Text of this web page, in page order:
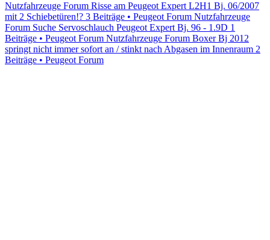
Nutzfahrzeuge Forum Risse am Peugeot Expert L2H1 Bj. 06/2007
mit 2 Schiebetüren!? 3 Beiträge • Peugeot Forum Nutzfahrzeuge
Forum Suche Servoschlauch Peugeot Expert Bj. 96 - 1.9D 1
Beiträge • Peugeot Forum Nutzfahrzeuge Forum Boxer Bj 2012
springt nicht immer sofort an / stinkt nach Abgasen im Innenraum 2
Beiträge • Peugeot Forum